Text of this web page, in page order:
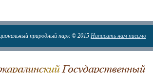
природный парк © 2015 Написать нам письмо